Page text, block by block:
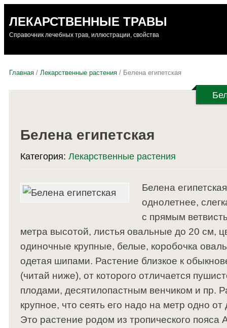
ЛЕКАРСТВЕННЫЕ ТРАВЫ
Справочник лечебных трав, иллюстрации, свойства
Главная / Лекарственные растения / Белена египетская
Белена египетская
Категория: Лекарственные растения
Белена
однолетнее,
с прямым
метра высотой, листья овальные до 20 см,
одиночные крупные, белые, коробочка
одетая шипами. Растение близкое к
(читай ниже), от которого отличается
плодами, десятилопастным венчиком и пр.
крупное, что сеять его надо на метр одно от
Это растение родом из тропического пояса